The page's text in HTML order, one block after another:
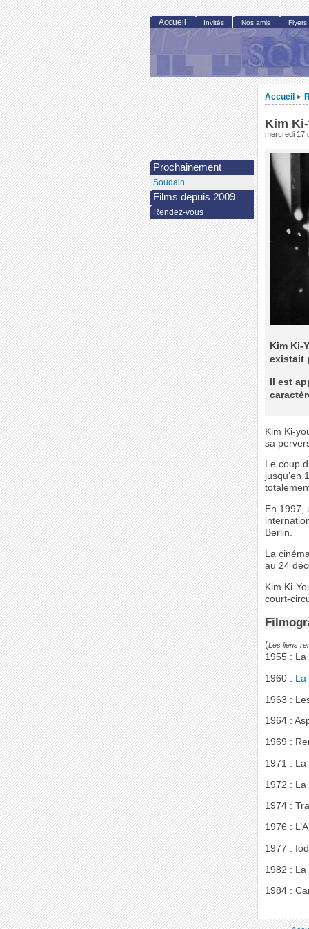
Accueil >
Kim
mercredi 17
Kim Ki-
existait
Il est
Kim Ki-
sa
Le coup
jusqu’en
En 1997,
Berlin.
La
au 24
Kim Ki-
court-
(Les liens
1955 : La
1960 :
1963 :
1964 :
1969 :
1971 :
1972 :
1974 :
1976 :
1977 :
1982 : La
1984 :
Accueil Invités Nos amis Flyers
Prochainement
Soudain
Films depuis 2009
Rendez-vous